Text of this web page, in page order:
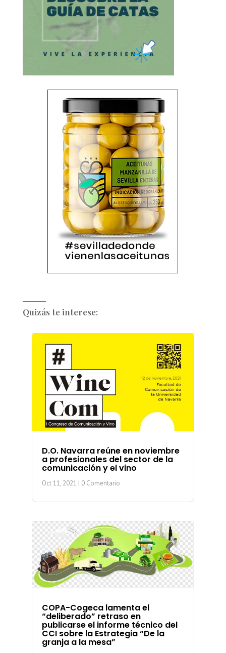
Quizás te interese:
D.O. Navarra reúne en noviembre
a profesionales del sector de la
comunicación y el vino
Oct 11, 2021 | 0 Comentario
COPA-Cogeca lamenta el
“deliberado” retraso en
publicarse el informe técnico del
CCI sobre la Estrategia “De la
granja a la mesa”